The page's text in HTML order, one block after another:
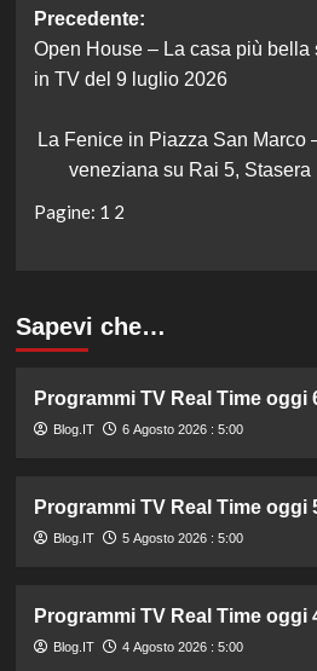
Navigazione
articolo
Precedente:
Open House – La casa più bella
in TV del 9 luglio 2026
La Fenice in Piazza San Marco
veneziana su Rai 5,
Pagine: 1 2
Sapevi che…
Programmi TV Real Time oggi
Blog.IT 6 Agosto 2026 : 5:00
Programmi TV Real Time oggi
Blog.IT 5 Agosto 2026 : 5:00
Programmi TV Real Time oggi
Blog.IT 4 Agosto 2026 : 5:00